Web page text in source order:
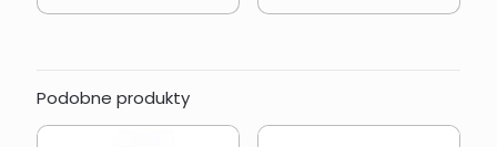
Podobne produkty